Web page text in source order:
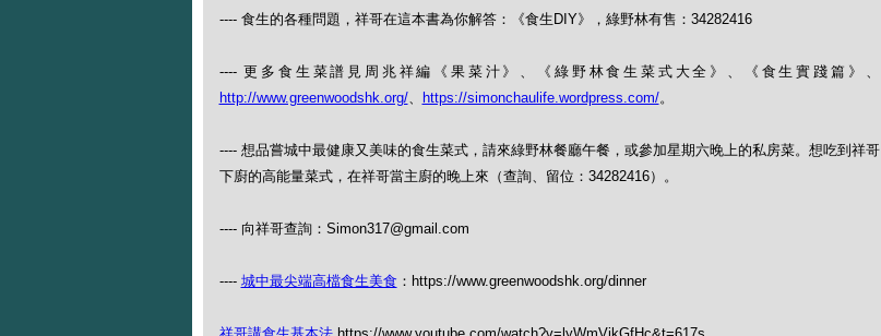
---- 食生的各種問題，祥哥在這本書為你解答：《食生DIY》，綠野林有售：34282416
---- 更多食生菜譜見周兆祥編《果菜汁》、《綠野林食生菜式大全》、《食生實踐篇》、
http://www.greenwoodshk.org/、 https://simonchaulife.wordpress.com/。
---- 想品嘗城中最健康又美味的食生菜式，請來綠野林餐廳午餐，或參加星期六晚上的私房菜。想吃到祥哥
下廚的高能量菜式，在祥哥當主廚的晚上來（查詢、留位：34282416）。
---- 向祥哥查詢：Simon317@gmail.com
---- 城中最尖端高檔食生美食 ：https://www.greenwoodshk.org/dinner